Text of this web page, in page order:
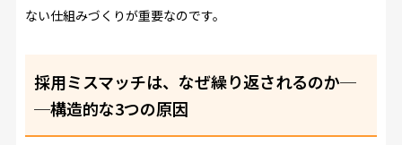
ない仕組みづくりが重要なのです。
採用ミスマッチは、なぜ繰り返されるのか─
─構造的な3つの原因